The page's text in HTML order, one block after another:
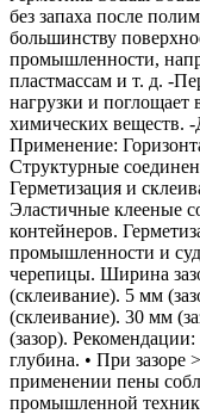
без запаха после
большинству
промышленности,
пластмассам и т. д. -
нагрузки и поглощает
химических веществ.
Применение:
Структурные
Герметизация и
Эластичные клееные
контейнеров.
промышленности и
черепицы. Ширина
(склеивание). 5 мм
(склеивание). 30 мм
(зазор).
глубина. • При
применении пены
промышленной